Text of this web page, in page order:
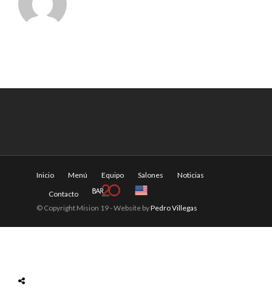
Inicio Menú Equipo Salones Noticias
Contacto
© Copyright Mision 19 - Website byPedro Villegas